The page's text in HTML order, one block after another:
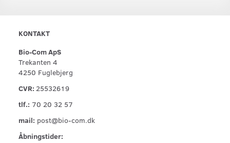
KONTAKT
Bio-Com ApS
Trekanten 4
4250 Fuglebjerg
CVR: 25532619
tlf.: 70 20 32 57
mail: post@bio-com.dk
Åbningstider: